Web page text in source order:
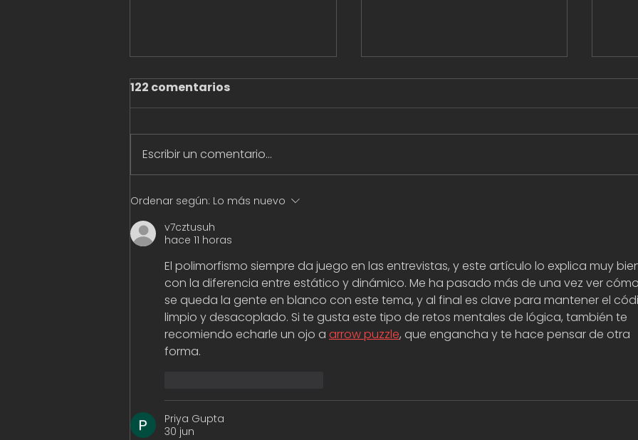
Apuntes y reacciones de
un inexperimentado
sobre una charla de 6
ante el desafío de la IA
Gonzalo Pelos, de IUGO
122 comentarios
Escribir un comentario...
Ordenar según: Lo más nuevo
v7cztusuh
hace 11 horas
El polimorfismo siempre da juego en las entrevistas, y este artículo lo explica muy
con la diferencia entre estático y dinámico. Me ha pasado más de una vez ver
se queda la gente en blanco con este tema, y al final es clave para mantener el
limpio y desacoplado. Si te gusta este tipo de retos mentales de lógica, también te
recomiendo echarle un ojo a arrow puzzle, que engancha y te hace pensar de otra
forma.
Priya Gupta
30 jun